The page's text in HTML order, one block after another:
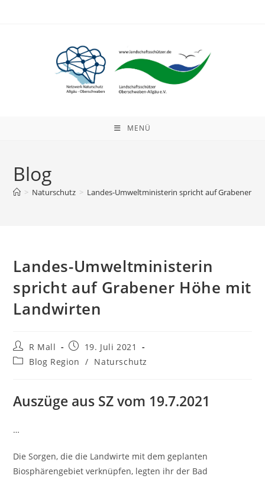
MENÜ
Blog
> Naturschutz > Landes-Umweltministerin spricht auf Grabener
Landes-Umweltministerin
spricht auf Grabener Höhe mit
Landwirten
Beitrags-
Autor:
R Mall
Beitrag
veröffentlicht:
19. Juli 2021
Beitrags-
Blog Region / Naturschutz
Auszüge aus SZ vom 19.7.2021
…
Die Sorgen, die die Landwirte mit dem geplanten
Biosphärengebiet verknüpfen, legten ihr der Bad